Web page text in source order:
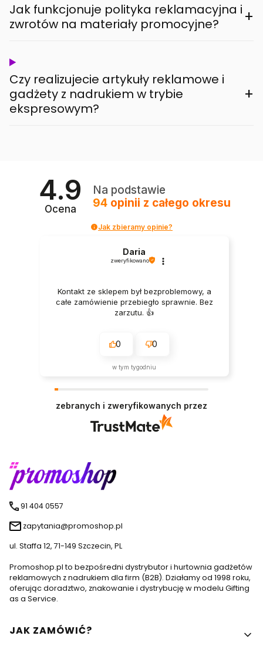
Jak funkcjonuje polityka reklamacyjna i
zwrotów na materiały promocyjne?
+
Czy realizujecie artykuły reklamowe i
gadżety z nadrukiem w trybie
ekspresowym?
+
4.9
Ocena
Na podstawie
94 opinii z całego okresu
Jak zbieramy opinie?
Daria
zweryfikowano
Kontakt ze sklepem był bezproblemowy, a
całe zamówienie przebiegło sprawnie. Bez
zarzutu. 👍️
0 0
w tym tygodniu
zebranych i zweryfikowanych przez
91 404 0557
zapytania@promoshop.pl
ul. Staffa 12, 71-149 Szczecin, PL
Promoshop.pl to bezpośredni dystrybutor i hurtownia gadżetów
reklamowych z nadrukiem dla firm (B2B). Działamy od 1998 roku,
oferując doradztwo, znakowanie i dystrybucję w modelu Gifting
as a Service.
Linki w stopce
JAK ZAMÓWIĆ?